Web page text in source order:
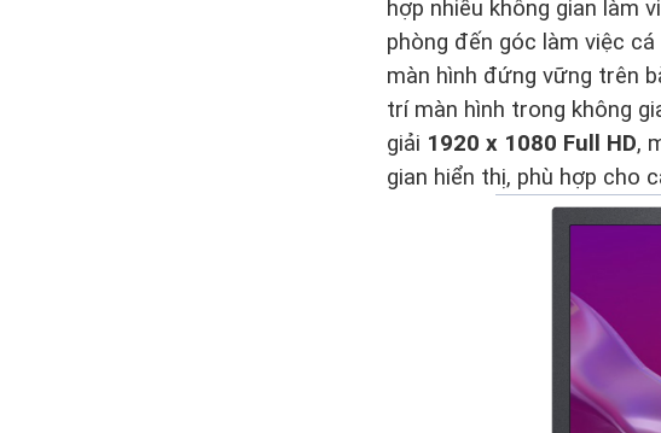
hợp nhiều không gian làm
phòng đến góc làm việc
màn hình đứng vững trên
trí màn hình trong không
giải 1920 x 1080 Full HD,
gian hiển thị, phù hợp cho